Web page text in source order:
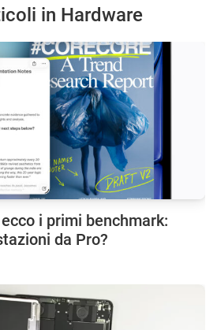
in Hardware
i primi benchmark:
da Pro?